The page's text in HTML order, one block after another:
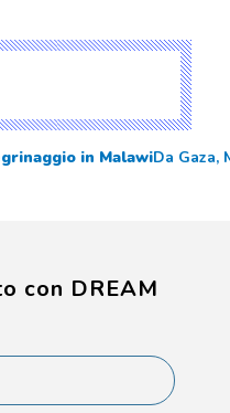
in MalawiDa Gaza,
con DREAM